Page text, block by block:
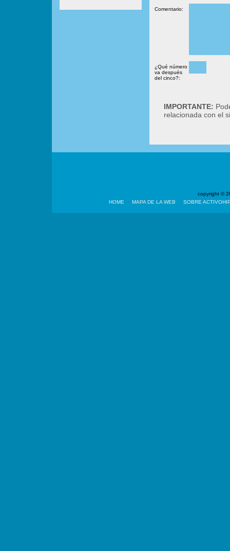
Comentario:
¿Qué número
va después
del cinco?:
IMPORTANTE:
relacionada con el
copyright ©
HOME
MAPA DE LA WEB SOBRE